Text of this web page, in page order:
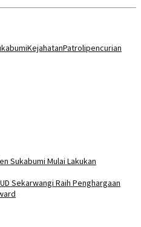
KejahatanPatrolipencurian
Sukabumi Mulai Lakukan
Sekarwangi Raih Penghargaan